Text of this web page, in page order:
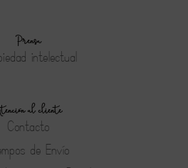
Prensa
intelectual
al cliente
Contacto
de Envío